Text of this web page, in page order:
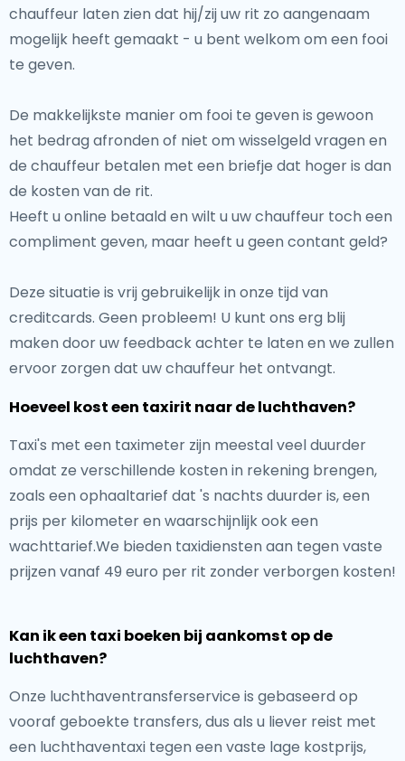
chauffeur laten zien dat hij/zij uw rit zo aangenaam
mogelijk heeft gemaakt - u bent welkom om een fooi
te geven.
De makkelijkste manier om fooi te geven is gewoon
het bedrag afronden of niet om wisselgeld vragen en
de chauffeur betalen met een briefje dat hoger is dan
de kosten van de rit.
Heeft u online betaald en wilt u uw chauffeur toch een
compliment geven, maar heeft u geen contant geld?
Deze situatie is vrij gebruikelijk in onze tijd van
creditcards. Geen probleem! U kunt ons erg blij
maken door uw feedback achter te laten en we zullen
ervoor zorgen dat uw chauffeur het ontvangt.
Hoeveel kost een taxirit naar de luchthaven?
Taxi's met een taximeter zijn meestal veel duurder
omdat ze verschillende kosten in rekening brengen,
zoals een ophaaltarief dat 's nachts duurder is, een
prijs per kilometer en waarschijnlijk ook een
wachttarief.We bieden taxidiensten aan tegen vaste
prijzen vanaf 49 euro per rit zonder verborgen kosten!
Kan ik een taxi boeken bij aankomst op de
luchthaven?
Onze luchthaventransferservice is gebaseerd op
vooraf geboekte transfers, dus als u liever reist met
een luchthaventaxi tegen een vaste lage kostprijs,